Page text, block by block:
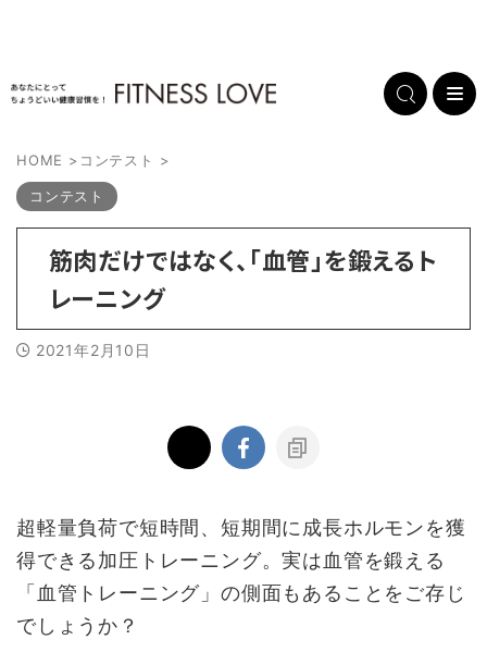
HOME > コンテスト >
コンテスト
筋肉だけではなく、「血管」を鍛えるト
レーニング
2021年2月10日
超軽量負荷で短時間、短期間に成長ホルモンを獲
得できる加圧トレーニング。実は血管を鍛える
「血管トレーニング」の側面もあることをご存じ
でしょうか？